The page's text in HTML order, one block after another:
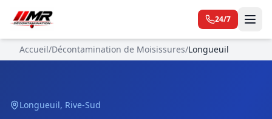
24/7
Accueil/Décontamination de Moisissures/Longueuil
Longueuil, Rive-Sud